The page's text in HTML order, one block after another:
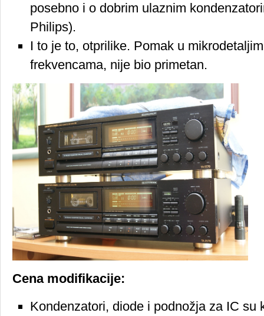
posebno i o dobrim ulaznim
Philips).
I to je to, otprilike. Pomak u
frekvencama, nije bio primetan.
Cena modifikacije:
Kondenzatori, diode i podnožja za IC su